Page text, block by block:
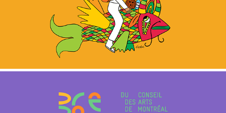
QUÉ GUSTO